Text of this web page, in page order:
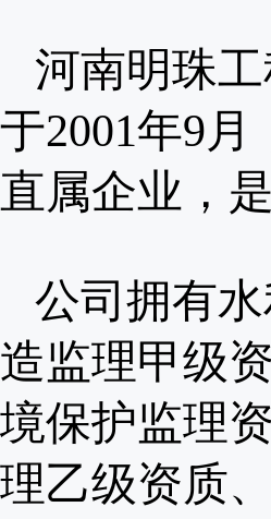
河南明珠
于2001年9
直属企业，
公司拥有
造监理甲级
境保护监理
理乙级资质